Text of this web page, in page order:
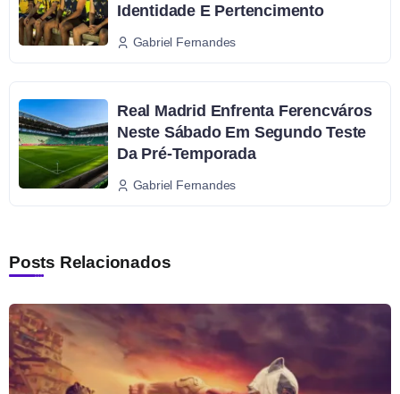
Identidade E Pertencimento
Gabriel Fernandes
Real Madrid Enfrenta Ferencváros
Neste Sábado Em Segundo Teste
Da Pré-Temporada
Gabriel Fernandes
Posts Relacionados